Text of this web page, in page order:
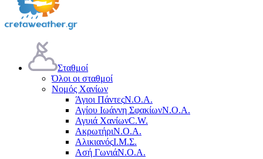
Σταθμοί
Όλοι οι σταθμοί
Νομός Χανίων
Άγιοι ΠάντεςΝ.Ο.Α.
Αγίου Ιωάννη ΣφακίωνΝ.Ο.Α.
Αγυιά ΧανίωνC.W.
ΑκρωτήριΝ.Ο.Α.
ΑλικιανόςΙ.Μ.Σ.
Ασή ΓωνιάΝ.Ο.Α.